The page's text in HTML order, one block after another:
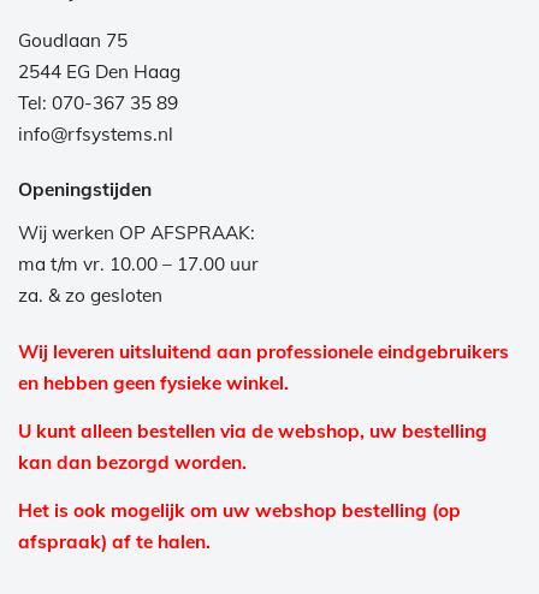
Goudlaan 75
2544 EG Den Haag
Tel: 070-367 35 89
info@rfsystems.nl
Openingstijden
Wij werken OP AFSPRAAK:
ma t/m vr. 10.00 – 17.00 uur
za. & zo gesloten
Wij leveren uitsluitend aan professionele eindgebruikers
en hebben geen fysieke winkel.
U kunt alleen bestellen via de webshop, uw bestelling
kan dan bezorgd worden.
Het is ook mogelijk om uw webshop bestelling (op
afspraak) af te halen.